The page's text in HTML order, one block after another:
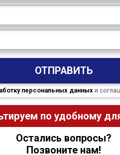
ОТПРАВИТЬ
персональных данныхи
по удобному
Остались вопросы?
Позвоните нам!